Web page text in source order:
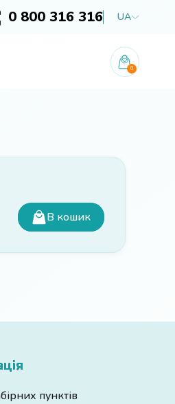
0 800 316 316 UA
0
В кошик
пунктів